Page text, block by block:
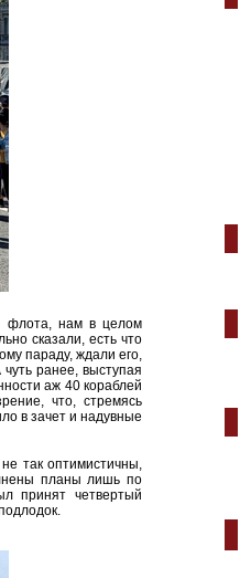
флота, нам в целом
сказали, есть что
параду, ждали его,
ранее, выступая
аж 40 кораблей
что, стремясь
в зачет и надувные
так оптимистичны,
планы лишь по
принят четвертый